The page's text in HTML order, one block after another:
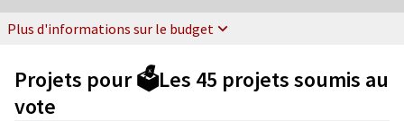
Plus d'informations sur le budget
Projets pour 🗳️Les 45 projets soumis au
vote